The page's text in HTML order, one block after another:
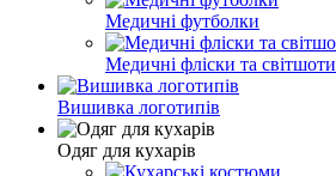
Медичні футболки
Медичні фліски та світшоти
Вишивка логотипів
Одяг для кухарів